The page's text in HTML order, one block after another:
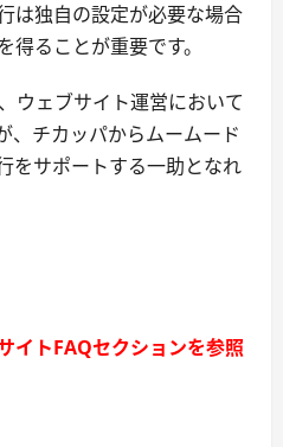
は独自の設定が必要な場合
ることが重要です。
ウェブサイト運営において
、チカッパからムームード
をサポートする一助となれ
イトFAQセクションを参照